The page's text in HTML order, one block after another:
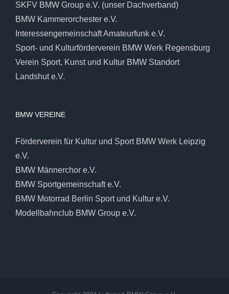
SKFV BMW Group e.V. (unser Dachverband)
BMW Kammerorchester e.V.
Interessengemeinschaft Amateurfunk e.V.
Sport- und Kulturförderverein BMW Werk Regensburg
Verein Sport, Kunst und Kultur BMW Standort
Landshut e.V.
BMW VEREINE
Förderverein für Kultur und Sport BMW Werk Leipzig
e.V.
BMW Männerchor e.V.
BMW Sportgemeinschaft e.V.
BMW Motorrad Berlin Sport und Kultur e.V.
Modellbahnclub BMW Group e.V.